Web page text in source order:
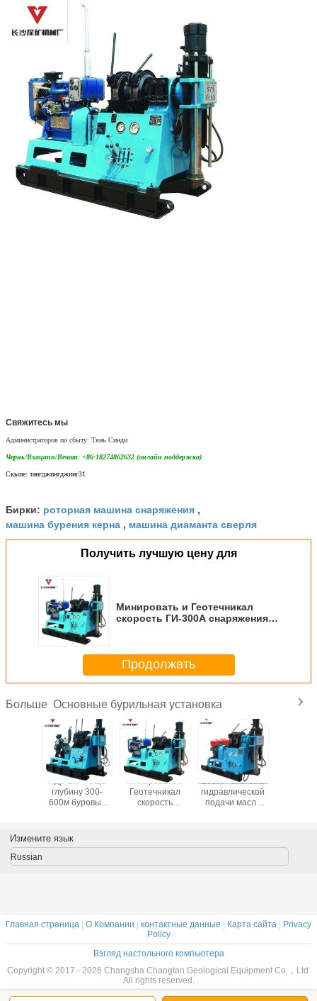
Свяжитесь мы
Администраторов по сбыту: Тянь Синди
Чернь/Вхацапп/Вечат: +86-18274862632 (онлайн поддержка)
Скыпе: тангджингджинг31
Бирки: роторная машина снаряжения ,
машина бурения керна , машина диаманта сверля
Получить лучшую цену для
Минировать и Геотечникал
скорость ГИ-300А снаряжения
Продолжать
Больше Основные бурильная установка
Ядр СИ-4 ища
глубину 300-
600м буровых
скважины
Минировать и
Геотечникал
скорость
сверла
200m - система
гидравлической
подачи масла
Измените язык
Russian
Главная страница | О Компании | контактные данные | Карта сайта | Privacy
Policy
Взгляд настольного компьютера
Copyright © 2017 - 2026 Changsha Changtan Geological Equipment Co.，Ltd.
All rights reserved.